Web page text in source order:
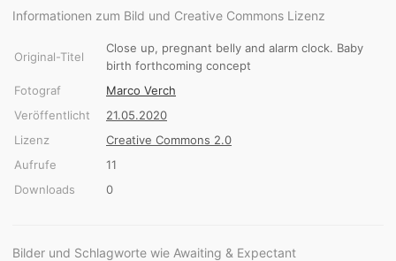
Informationen zum Bild und Creative Commons Lizenz
Original-Titel
Close up, pregnant belly and alarm clock. Baby
birth forthcoming concept
Fotograf
Marco Verch
Veröffentlicht
21.05.2020
Lizenz
Creative Commons 2.0
Aufrufe
11
Downloads
0
Bilder und Schlagworte wie Awaiting & Expectant